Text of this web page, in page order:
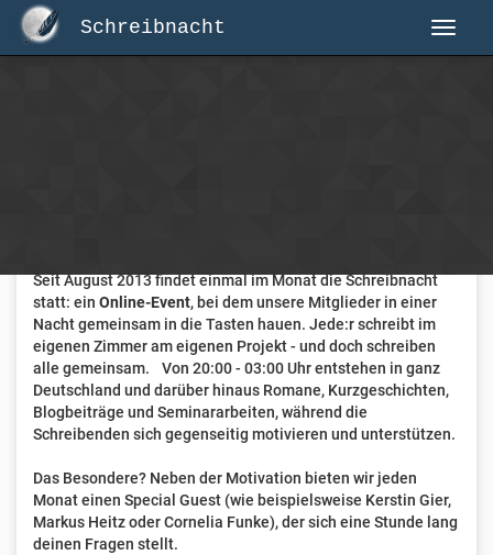
Schreibnacht
Seit August 2013 findet einmal im Monat die Schreibnacht
statt: ein Online-Event, bei dem unsere Mitglieder in einer
Nacht gemeinsam in die Tasten hauen. Jede:r schreibt im
eigenen Zimmer am eigenen Projekt - und doch schreiben
alle gemeinsam. Von 20:00 - 03:00 Uhr entstehen in ganz
Deutschland und darüber hinaus Romane, Kurzgeschichten,
Blogbeiträge und Seminararbeiten, während die
Schreibenden sich gegenseitig motivieren und unterstützen.
Das Besondere? Neben der Motivation bieten wir jeden
Monat einen Special Guest (wie beispielsweise Kerstin Gier,
Markus Heitz oder Cornelia Funke), der sich eine Stunde lang
deinen Fragen stellt.